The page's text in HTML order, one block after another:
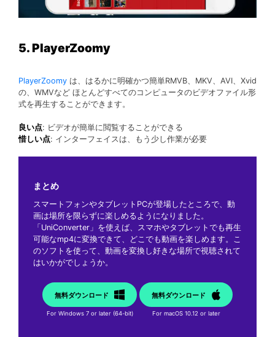
5. PlayerZoomy
PlayerZoomy は、はるかに明確かつ簡単RMVB、MKV、AVI、Xvid
の、WMVなど ほとんどすべてのコンピュータのビデオファイル形
式を再生することができます。
良い点: ビデオが簡単に閲覧することができる
惜しい点: インターフェイスは、もう少し作業が必要
まとめ
スマートフォンやタブレットPCが登場したところで、動
画は場所を限らずに楽しめるようになりました。
「UniConverter」を使えば、スマホやタブレットでも再生
可能なmp4に変換できて、どこでも動画を楽しめます。こ
のソフトを使って、動画を変換し好きな場所で視聴されて
はいかがでしょうか。
無料ダウンロード
For Windows 7 or later (64-bit)
無料ダウンロード
For macOS 10.12 or later